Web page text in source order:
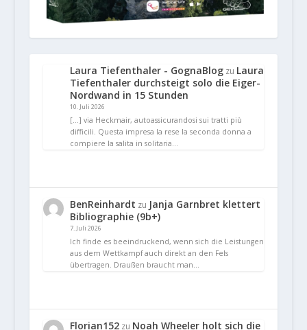
Laura Tiefenthaler - GognaBlogzu Laura
Tiefenthaler durchsteigt solo die Eiger-
Nordwand in 15 Stunden
10. Juli 2026
[…] via Heckmair, autoassicurandosi sui tratti più
difficili. Questa impresa la rese la seconda donna a
compiere la salita in solitaria…
BenReinhardt zu Janja Garnbret klettert
Bibliographie (9b+)
7. Juli 2026
Ich finde es beeindruckend, wenn sich die Leistungen
aus dem Wettkampf auch direkt an den Fels
übertragen. Draußen braucht man…
Florian152zu Noah Wheeler holt sich die